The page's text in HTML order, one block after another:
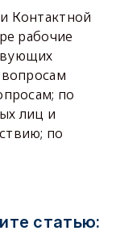
Контактной
рабочие
по
лиц и
по
статью: